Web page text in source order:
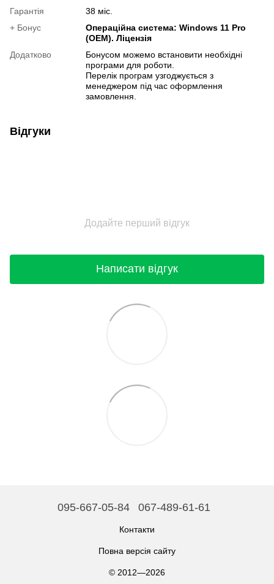
Гарантія
38 міс.
+ Бонус
Операційна система: Windows 11 Pro
(OEM). Ліцензія
Додатково
Бонусом можемо встановити необхідні
програми для роботи.
Перелік програм узгоджується з
менеджером під час оформлення
замовлення.
Відгуки
Додайте перший відгук
Написати відгук
095-667-05-84 067-489-61-61
Контакти
Повна версія сайту
© 2012—2026